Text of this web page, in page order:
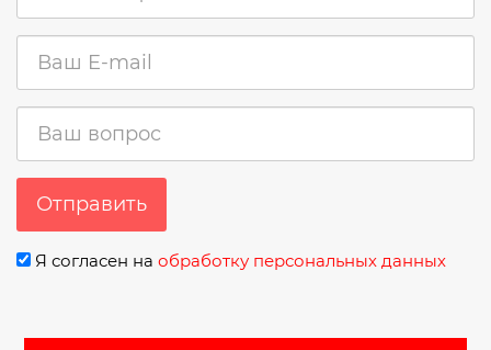
Отправить
Я согласен на обработку персональных данных